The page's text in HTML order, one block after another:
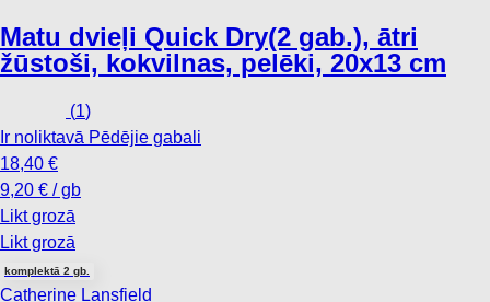
Matu dvieļi Quick Dry(2 gab.), ātri
žūstoši, kokvilnas, pelēki, 20x13 cm
(1)
Ir noliktavā Pēdējie gabali
18,40 €
9,20 € / gb
Likt grozā
Likt grozā
komplektā 2 gb.
Catherine Lansfield